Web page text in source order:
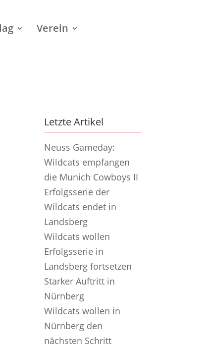
Verein
Letzte Artikel
Neuss Gameday:
Wildcats empfangen
die Munich Cowboys II
Erfolgsserie der
Wildcats endet in
Landsberg
Wildcats wollen
Erfolgsserie in
Landsberg fortsetzen
Starker Auftritt in
Nürnberg
Wildcats wollen in
Nürnberg den
nächsten Schritt